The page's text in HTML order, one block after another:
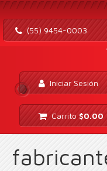
(55) 9454-0003
Iniciar Sesión
Carrito $0.00